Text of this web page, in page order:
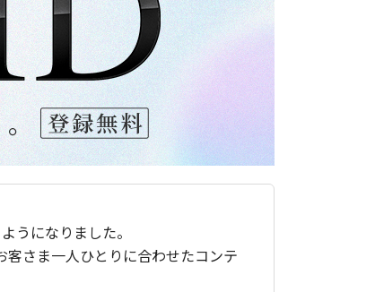
うになりました。
さま一人ひとりに合わせたコンテ